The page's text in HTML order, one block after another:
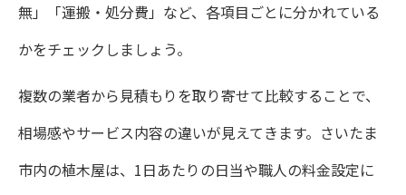
無」「運搬・処分費」など、各項目ごとに分かれている
かをチェックしましょう。
複数の業者から見積もりを取り寄せて比較することで、
相場感やサービス内容の違いが見えてきます。さいたま
市内の植木屋は、1日あたりの日当や職人の料金設定に